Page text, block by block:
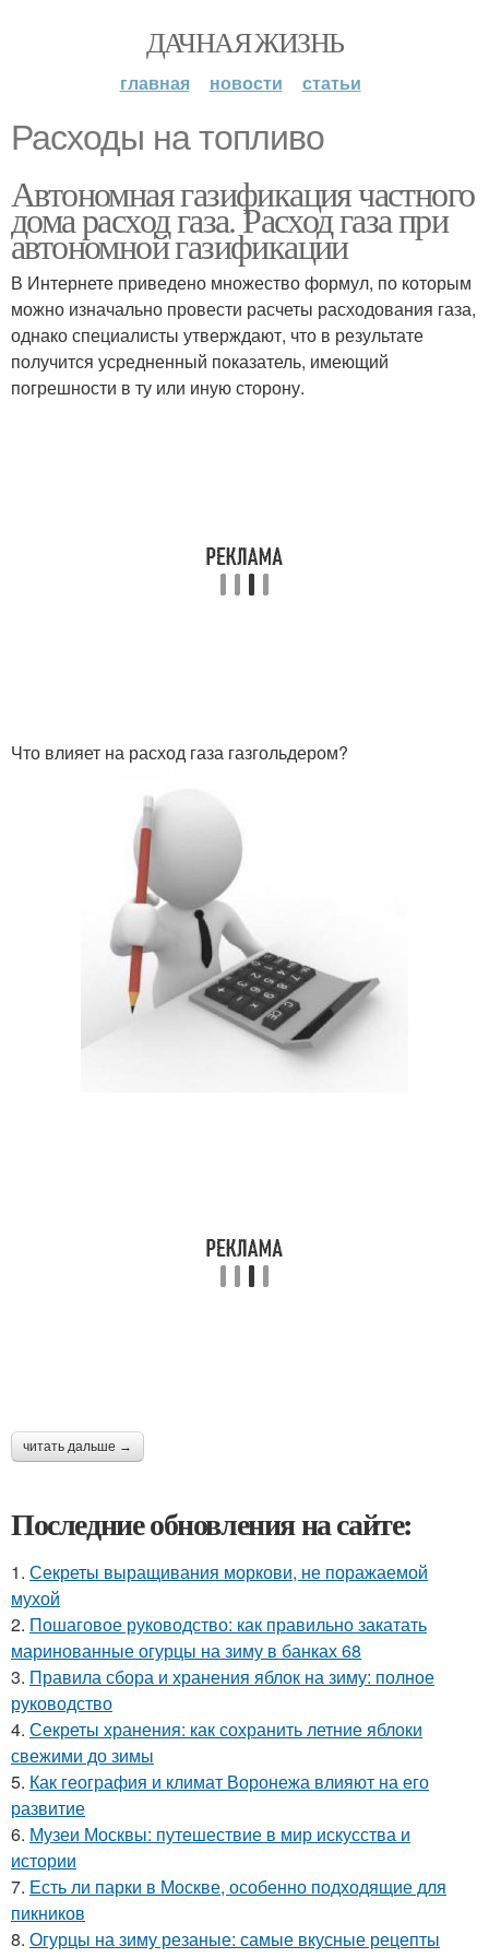
ДАЧНАЯ ЖИЗНЬ
главная новости статьи
Расходы на топливо
Автономная газификация частного
дома расход газа. Расход газа при
автономной газификации
В Интернете приведено множество формул, по которым
можно изначально провести расчеты расходования газа,
однако специалисты утверждают, что в результате
получится усредненный показатель, имеющий
погрешности в ту или иную сторону.
Что влияет на расход газа газгольдером?
читать дальше →
Последние обновления на сайте:
1. Секреты выращивания моркови, не поражаемой
мухой
2. Пошаговое руководство: как правильно закатать
маринованные огурцы на зиму в банках 68
3. Правила сбора и хранения яблок на зиму: полное
руководство
4. Секреты хранения: как сохранить летние яблоки
свежими до зимы
5. Как география и климат Воронежа влияют на его
развитие
6. Музеи Москвы: путешествие в мир искусства и
истории
7. Есть ли парки в Москве, особенно подходящие для
пикников
8. Огурцы на зиму резаные: самые вкусные рецепты